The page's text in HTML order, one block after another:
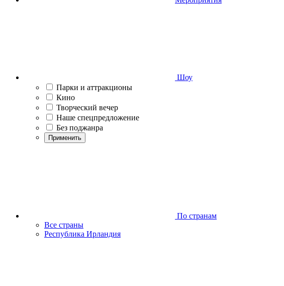
Шоу
Парки и аттракционы
Кино
Творческий вечер
Наше спецпредложение
Без поджанра
Применить
По странам
Все страны
Республика Ирландия